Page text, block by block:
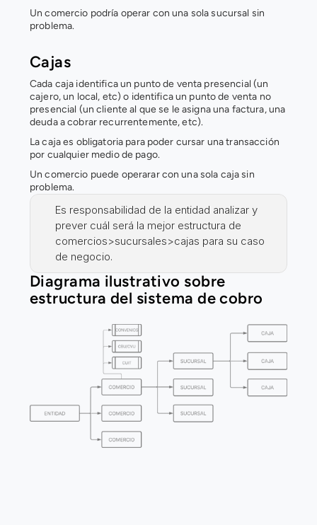
Un comercio podría operar con una sola sucursal sin
problema.
Cajas
Cada caja identifica un punto de venta presencial (un
cajero, un local, etc) o identifica un punto de venta no
presencial (un cliente al que se le asigna una factura, una
deuda a cobrar recurrentemente, etc).
La caja es obligatoria para poder cursar una transacción
por cualquier medio de pago.
Un comercio puede operarar con una sola caja sin
problema.
Es responsabilidad de la entidad analizar y
prever cuál será la mejor estructura de
comercios>sucursales>cajas para su caso
de negocio.
Diagrama ilustrativo sobre
estructura del sistema de cobro